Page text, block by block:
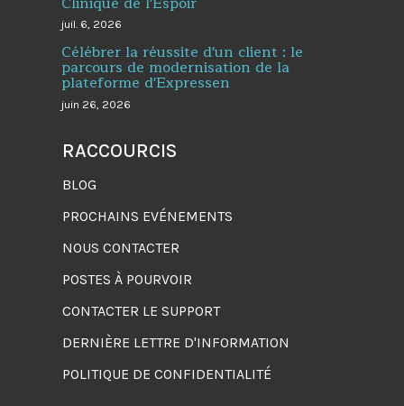
juil. 6, 2026
Célébrer la réussite d'un client : le
parcours de modernisation de la
plateforme d'Expressen
juin 26, 2026
RACCOURCIS
BLOG
PROCHAINS EVÉNEMENTS
NOUS CONTACTER
POSTES À POURVOIR
CONTACTER LE SUPPORT
DERNIÈRE LETTRE D'INFORMATION
POLITIQUE DE CONFIDENTIALITÉ